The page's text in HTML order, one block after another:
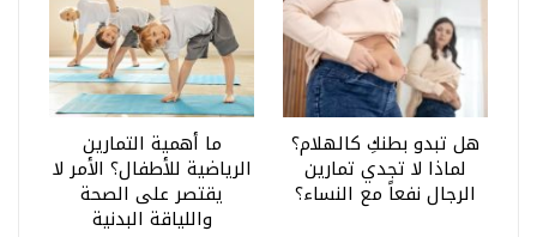
هل تبدو بطنكِ كالهلام؟
لماذا لا تجدي تمارين
الرجال نفعاً مع النساء؟
ما أهمية التمارين
الرياضية للأطفال؟ الأمر لا
يقتصر على الصحة
واللياقة البدنية